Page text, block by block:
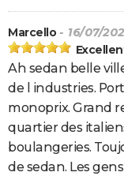
Marcello - 16/07/
Ah sedan belle
de l industries.
monoprix. Grand
quartier des
boulangeries.
de sedan. Les